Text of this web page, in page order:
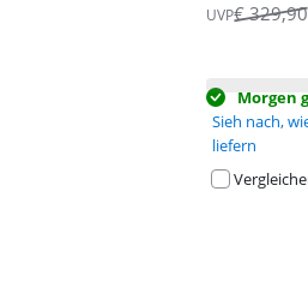
UVP€329,90
Morgen
Sieh nach,
liefern